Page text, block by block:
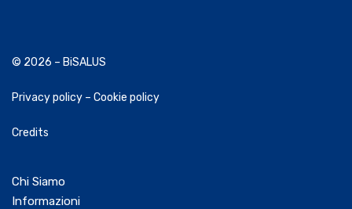
© 2026 – BiSALUS
Privacy policy – Cookie policy
Credits
Chi Siamo
Informazioni